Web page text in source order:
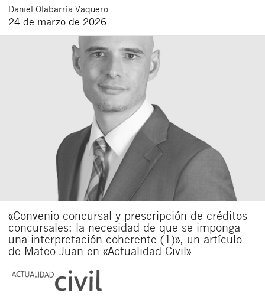
Daniel Olabarría Vaquero
24 de marzo de 2026
«Convenio concursal y prescripción de créditos
concursales: la necesidad de que se imponga
una interpretación coherente (1)», un artículo
de Mateo Juan en «Actualidad Civil»